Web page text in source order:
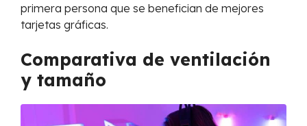
primera persona que se benefician de mejores
tarjetas gráficas.
Comparativa de ventilación
y tamaño